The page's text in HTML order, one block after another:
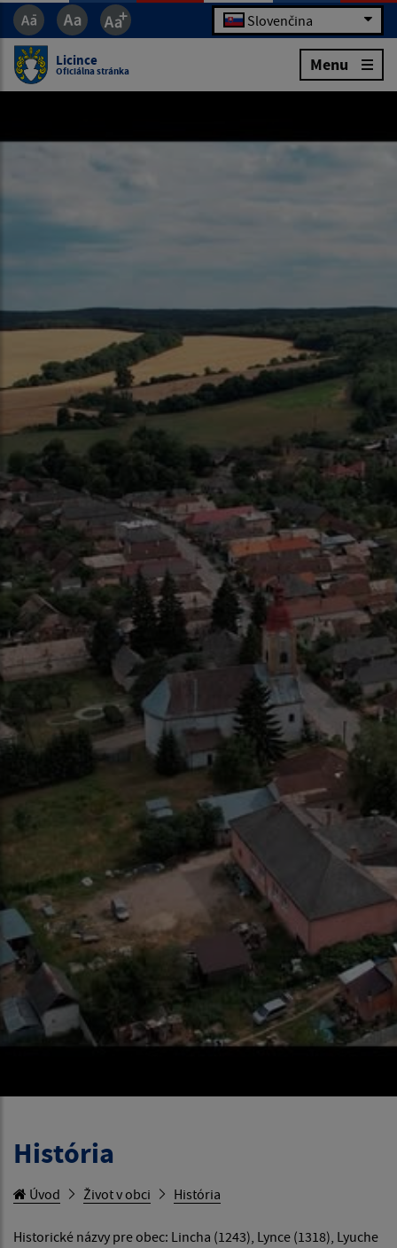
Slovenčina
Licince
Oficiálna stránka Menu
História
Úvod Život v obci História
Historické názvy pre obec: Lincha (1243), Lynce (1318), Lyuche